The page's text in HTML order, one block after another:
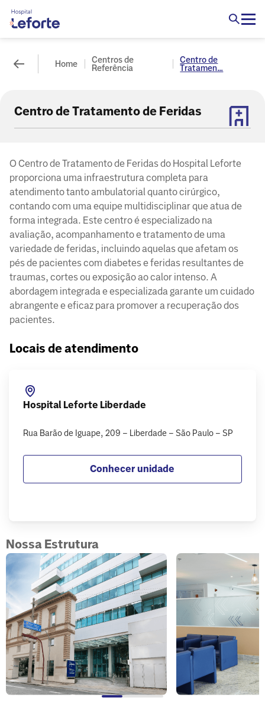
Home
Centros de
Referência
Centro de
Tratamen...
Centro de Tratamento de Feridas
O Centro de Tratamento de Feridas do Hospital Leforte
proporciona uma infraestrutura completa para
atendimento tanto ambulatorial quanto cirúrgico,
contando com uma equipe multidisciplinar que atua de
forma integrada. Este centro é especializado na
avaliação, acompanhamento e tratamento de uma
variedade de feridas, incluindo aquelas que afetam os
pés de pacientes com diabetes e feridas resultantes de
traumas, cortes ou exposição ao calor intenso. A
abordagem integrada e especializada garante um cuidado
abrangente e eficaz para promover a recuperação dos
pacientes.
Locais de atendimento
Hospital Leforte Liberdade
Rua Barão de Iguape, 209 – Liberdade – São Paulo – SP
Conhecer unidade
Nossa Estrutura